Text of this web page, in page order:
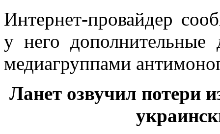
Интернет-провайдер
у него дополнительные
медиагруппами
Ланет озвучил потери